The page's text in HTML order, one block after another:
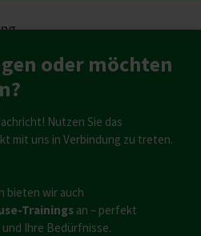
oder möchten
Nutzen Sie das
mit uns in Verbindung zu treten.
bieten wir auch
Trainings an – perfekt
Ihre Bedürfnisse.
Videos